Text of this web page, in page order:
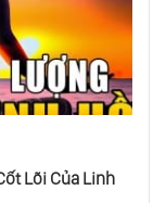
Lõi Của Linh